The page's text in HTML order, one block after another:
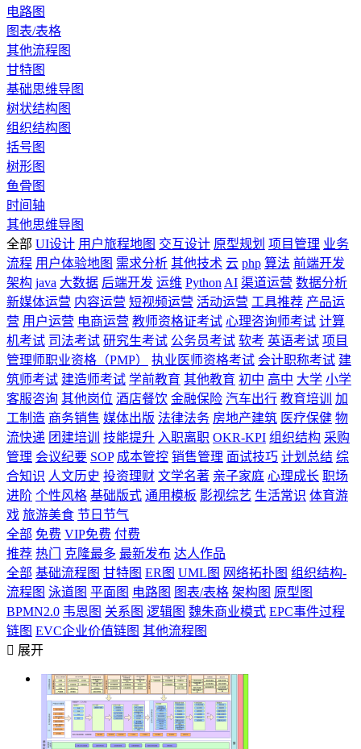
电路图
图表/表格
其他流程图
甘特图
基础思维导图
树状结构图
组织结构图
括号图
树形图
鱼骨图
时间轴
其他思维导图
全部 UI设计 用户旅程地图 交互设计 原型规划 项目管理 业务
流程 用户体验地图 需求分析 其他技术 云 php 算法 前端开发
架构 java 大数据 后端开发 运维 Python AI 渠道运营 数据分析
新媒体运营 内容运营 短视频运营 活动运营 工具推荐 产品运
营 用户运营 电商运营 教师资格证考试 心理咨询师考试 计算
机考试 司法考试 研究生考试 公务员考试 软考 英语考试 项目
管理师职业资格（PMP）
执业医师资格考试 会计职称考试 建
筑师考试 建造师考试 学前教育 其他教育 初中 高中 大学 小学
客服咨询 其他岗位 酒店餐饮 金融保险 汽车出行 教育培训
加
工制造 商务销售 媒体出版 法律法务 房地产建筑 医疗保健 物
流快递 团建培训 技能提升 入职离职 OKR-KPI 组织结构 采购
管理 会议纪要 SOP 成本管控 销售管理 面试技巧 计划总结 综
合知识 人文历史 投资理财 文学名著 亲子家庭 心理成长 职场
进阶 个性风格 基础版式 通用模板 影视综艺 生活常识 体育游
戏 旅游美食 节日节气
全部 免费 VIP免费 付费
推荐 热门 克隆最多 最新发布 达人作品
全部 基础流程图 甘特图 ER图 UML图 网络拓扑图 组织结构-
流程图 泳道图 平面图 电路图 图表/表格 架构图 原型图
BPMN2.0 韦恩图 关系图 逻辑图 魏朱商业模式 EPC事件过程
链图 EVC企业价值链图 其他流程图
 展开